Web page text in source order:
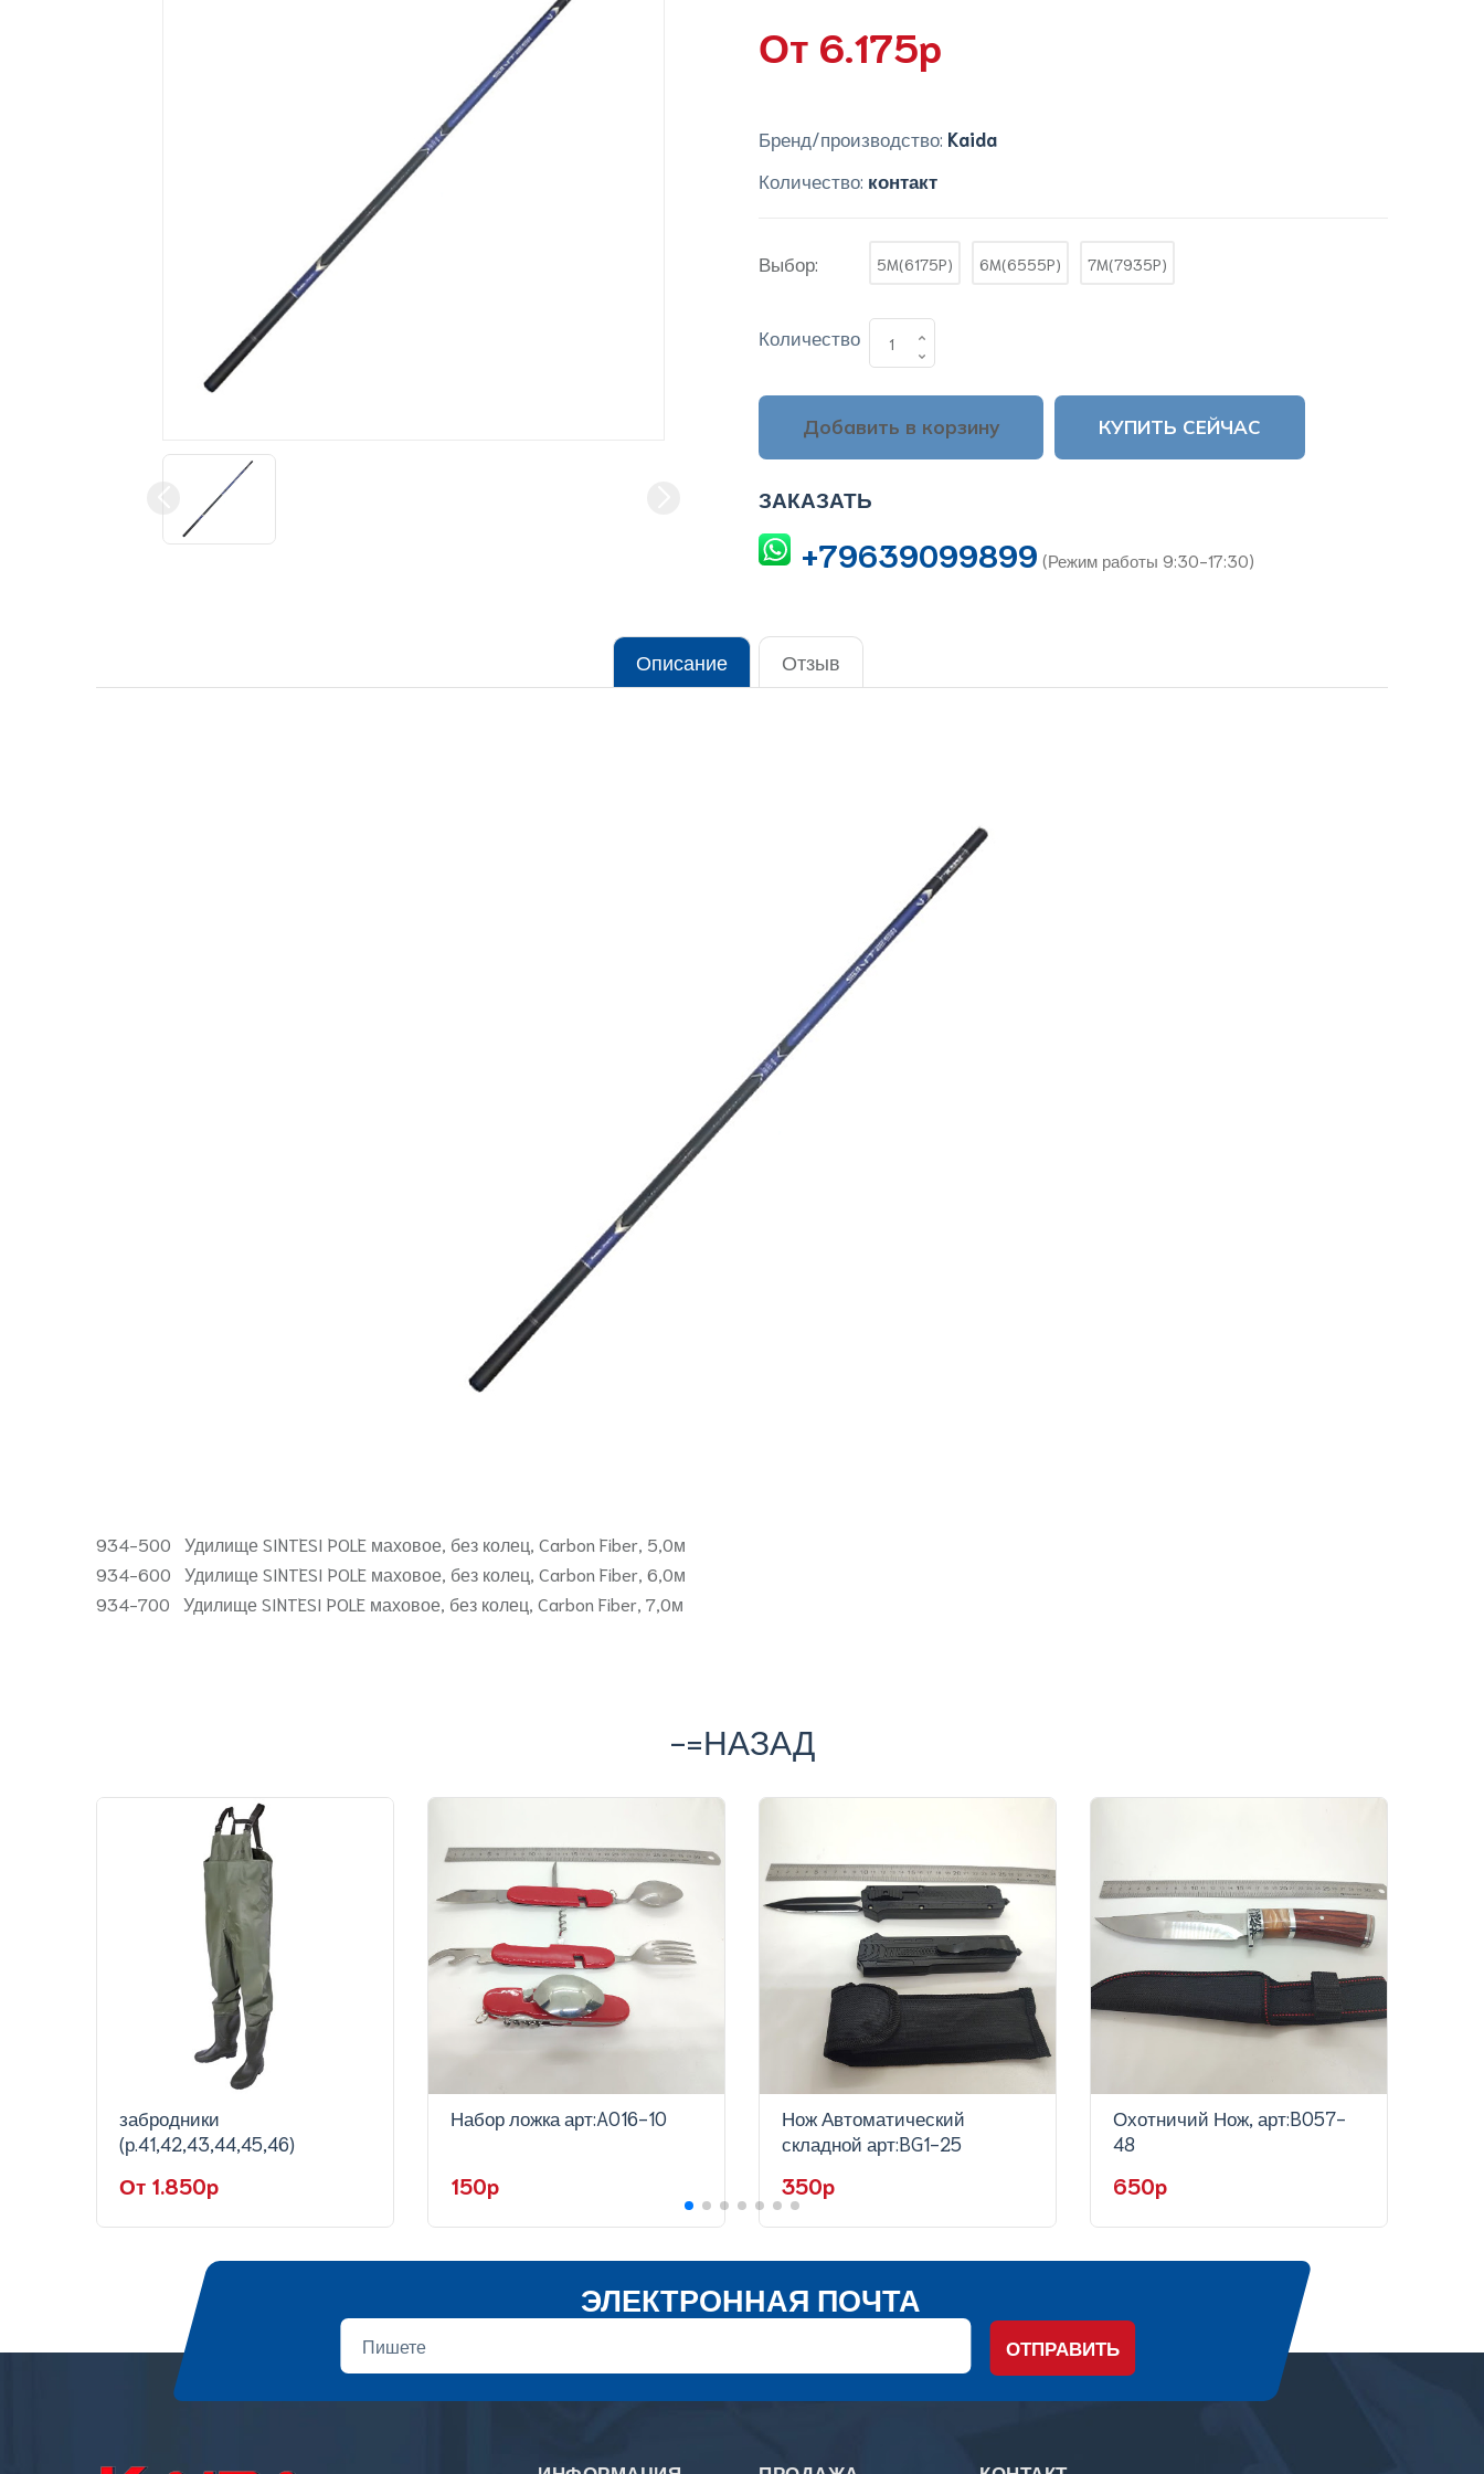
От 6.175p
Бренд/производство: Kaida
Количество: контакт
Выбор: 5M(6175P) 6M(6555P) 7M(7935P)
Количество
Добавить в корзину КУПИТЬ СЕЙЧАС
ЗАКАЗАТЬ
+79639099899 (Режим работы 9:30-17:30)
Описание Отзыв
934-500 Удилище SINTESI POLE маховое, без колец, Carbon Fiber, 5,0м
934-600 Удилище SINTESI POLE маховое, без колец, Carbon Fiber, 6,0м
934-700 Удилище SINTESI POLE маховое, без колец, Carbon Fiber, 7,0м
-=НАЗАД
забродники
(р.41,42,43,44,45,46)
От 1.850p
Набор ложка арт:A016-10
150p
Нож Автоматический
складной арт:BG1-25
350p
Охотничий Нож, арт:B057-
48
650p
ЭЛЕКТРОННАЯ ПОЧТА
ОТПРАВИТЬ